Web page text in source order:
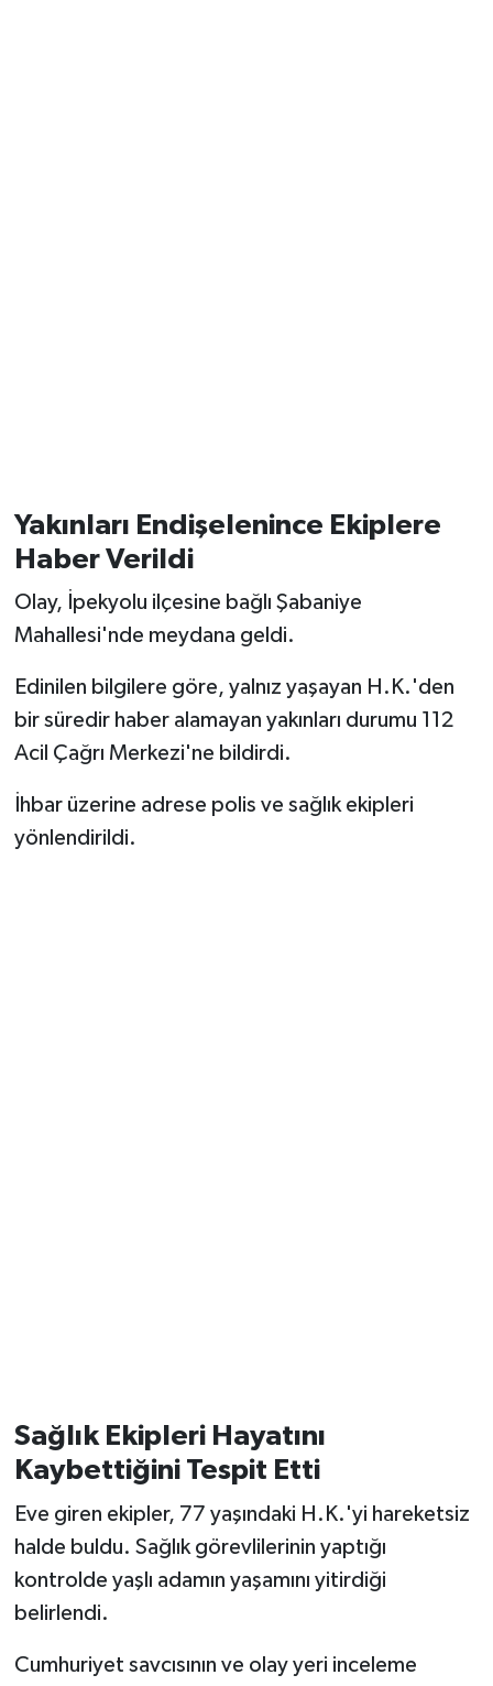
Yakınları Endişelenince Ekiplere
Haber Verildi
Olay, İpekyolu ilçesine bağlı Şabaniye
Mahallesi'nde meydana geldi.
Edinilen bilgilere göre, yalnız yaşayan H.K.'den
bir süredir haber alamayan yakınları durumu 112
Acil Çağrı Merkezi'ne bildirdi.
İhbar üzerine adrese polis ve sağlık ekipleri
yönlendirildi.
Sağlık Ekipleri Hayatını
Kaybettiğini Tespit Etti
Eve giren ekipler, 77 yaşındaki H.K.'yi hareketsiz
halde buldu. Sağlık görevlilerinin yaptığı
kontrolde yaşlı adamın yaşamını yitirdiği
belirlendi.
Cumhuriyet savcısının ve olay yeri inceleme